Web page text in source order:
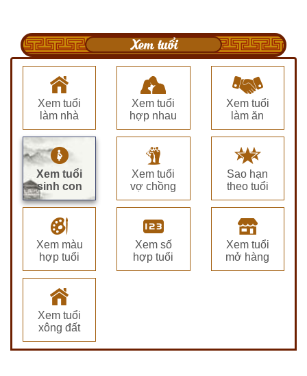
Xem tuổi
Xem tuổi
làm nhà
Xem tuổi
hợp nhau
Xem tuổi
làm ăn
Xem tuổi
sinh con
Xem tuổi
vợ chồng
Sao hạn
theo tuổi
Xem màu
hợp tuổi
Xem số
hợp tuổi
Xem tuổi
mở hàng
Xem tuổi
xông đất